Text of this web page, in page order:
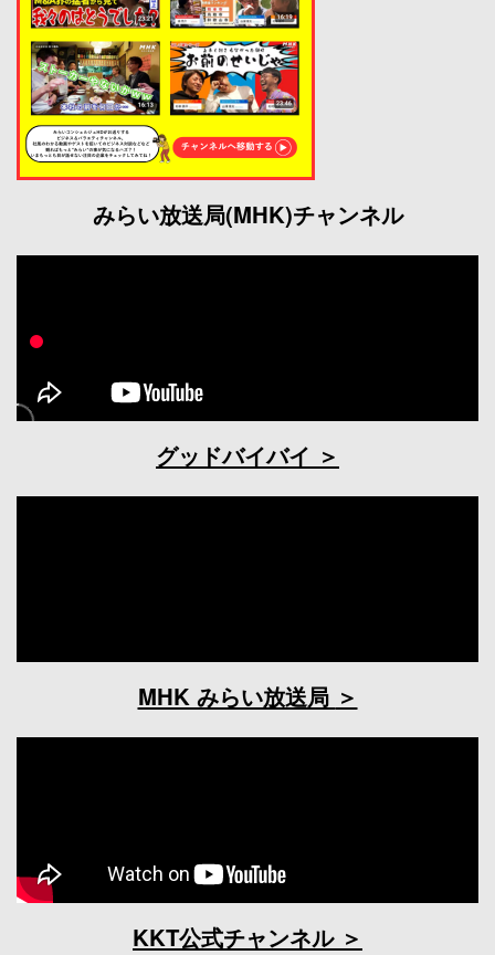
みらい放送局(MHK)チャンネル
グッドバイバイ
MHK みらい放送局
KKT公式チャンネル